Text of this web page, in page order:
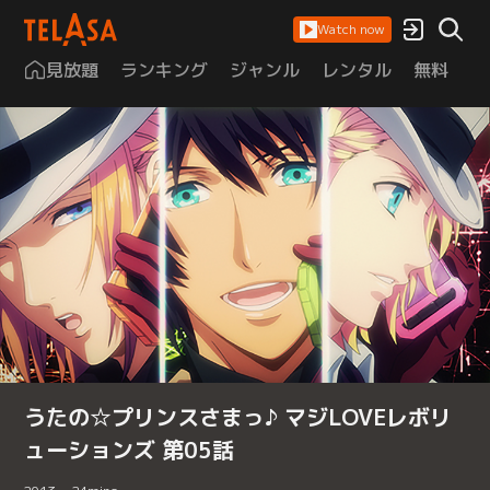
Watch now
見放題 ランキング ジャンル レンタル 無料
うたの☆プリンスさまっ♪ マジLOVEレボリ
ューションズ 第05話